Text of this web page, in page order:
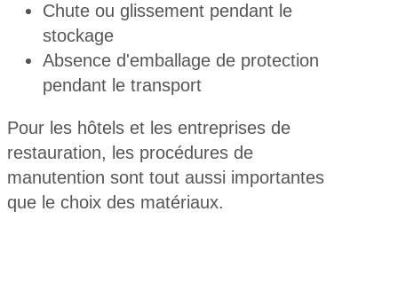
Chute ou glissement pendant le
stockage
Absence d'emballage de protection
pendant le transport
Pour les hôtels et les entreprises de
restauration, les procédures de
manutention sont tout aussi importantes
que le choix des matériaux.